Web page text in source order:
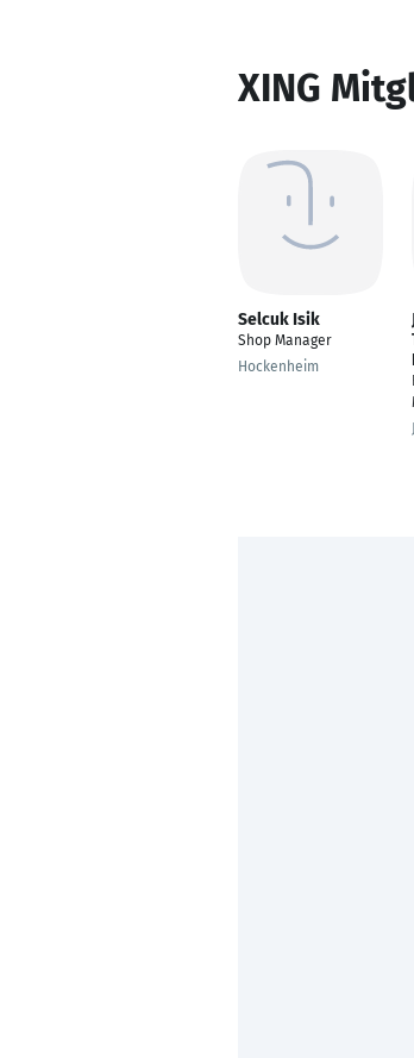
XING
Selcuk Isik
Shop Manager
Hockenheim